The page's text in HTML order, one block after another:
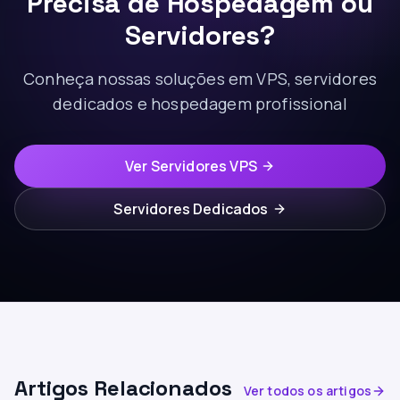
Servidores?
Conheça nossas soluções em VPS, servidores
dedicados e hospedagem profissional
Ver Servidores VPS
Servidores Dedicados
Artigos Relacionados Ver todos os artigos